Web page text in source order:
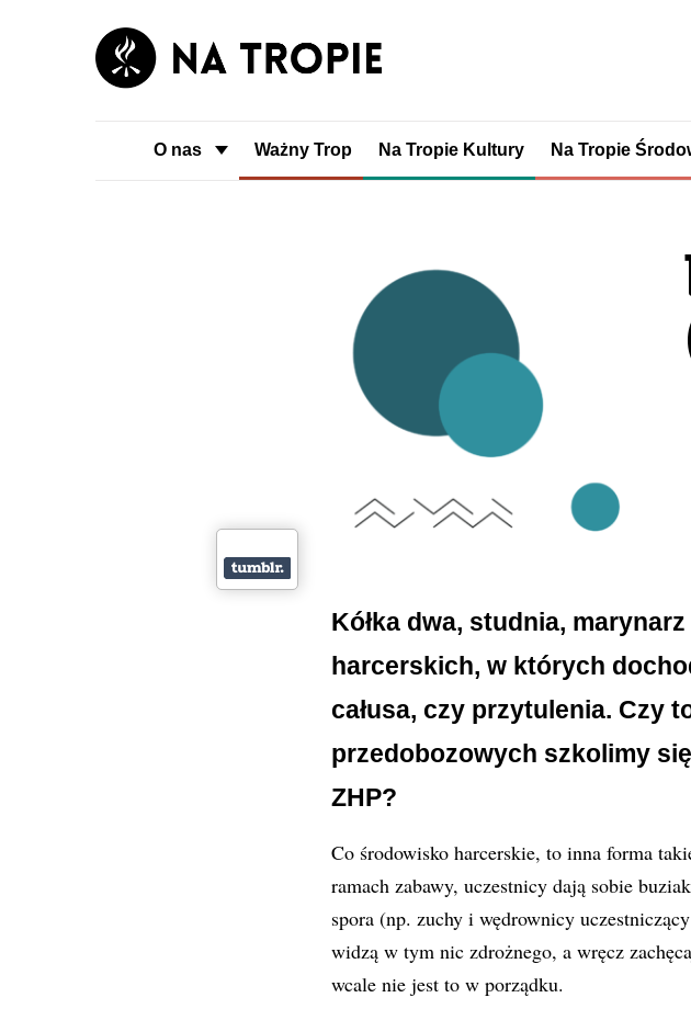
O nas Ważny Trop Na Tropie Kultury Na Tropie
Kółka dwa, studnia, marynarz
harcerskich, w których
całusa, czy przytulenia. Czy
przedobozowych szkolimy
ZHP?
Co środowisko harcerskie, to inna forma
ramach zabawy, uczestnicy dają sobie
spora (np. zuchy i wędrownicy
widzą w tym nic zdrożnego, a wręcz
wcale nie jest to w porządku.